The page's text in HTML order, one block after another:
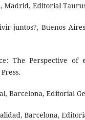
Editorial
juntos?, Buenos
The Perspective of
Barcelona, Editorial
Barcelona,